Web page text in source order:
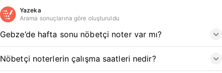
Yazeka
Arama sonuçlarına göre oluşturuldu
Gebze’de hafta sonu nöbetçi noter var mı?
Nöbetçi noterlerin çalışma saatleri nedir?